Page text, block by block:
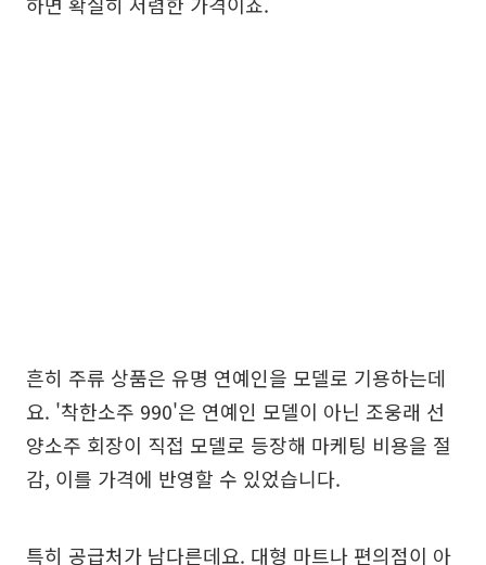
흔히 주류 상품은 유명 연예인을 모델로 기용하는데
요. '착한소주 990'은 연예인 모델이 아닌 조웅래 선
양소주 회장이 직접 모델로 등장해 마케팅 비용을 절
감, 이를 가격에 반영할 수 있었습니다.
특히 공급처가 남다른데요. 대형 마트나 편의점이 아